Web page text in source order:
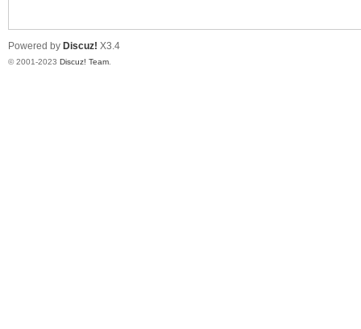
Powered by Discuz! X3.4
© 2001-2023 Discuz! Team